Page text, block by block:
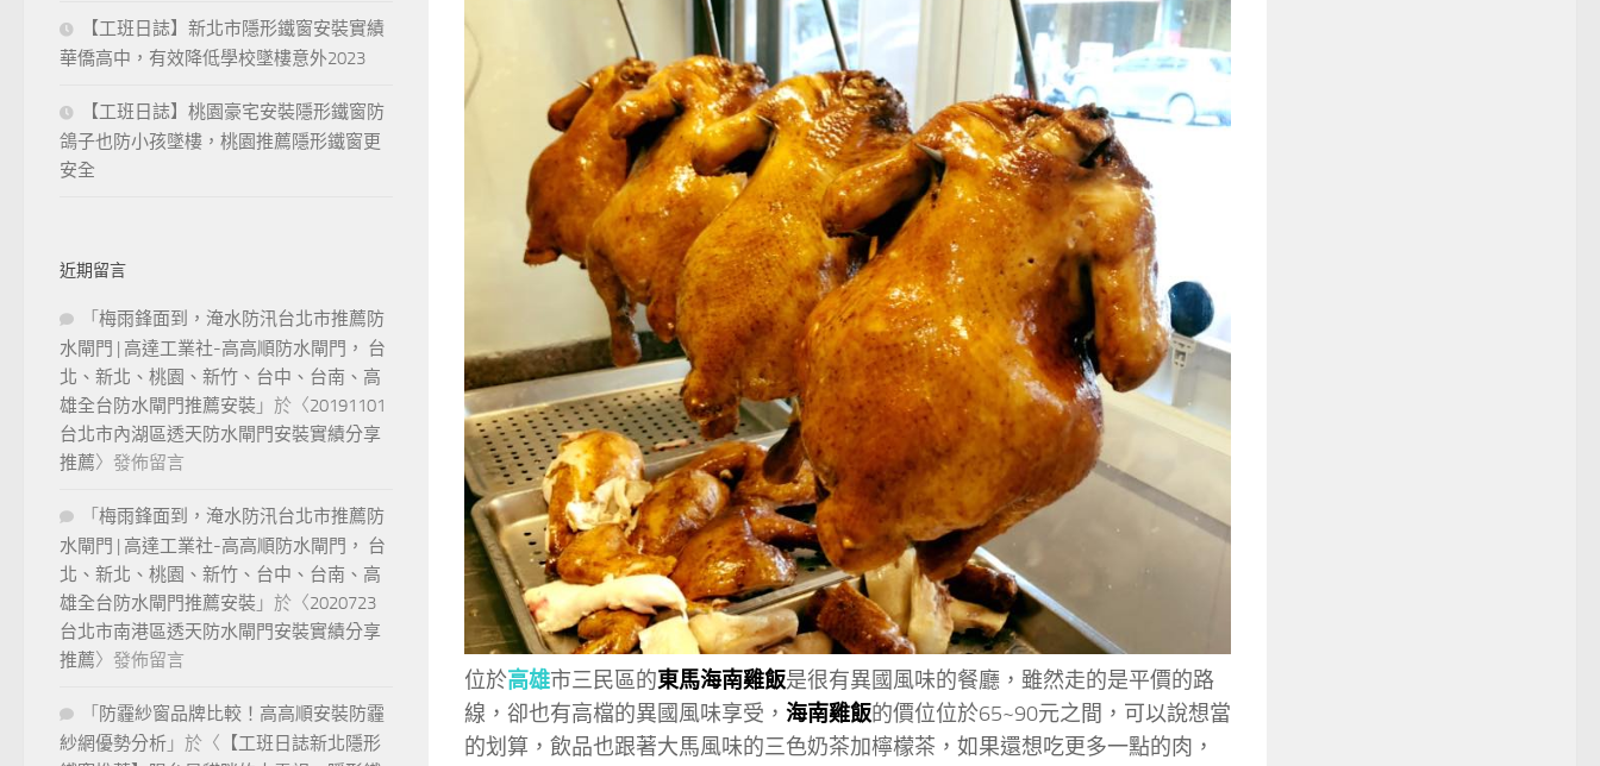
位於高雄市三民區的東馬海南雞飯是很有異國風味的餐廳，雖然走的是平價的路
線，卻也有高檔的異國風味享受， 海南雞飯的價位位於65~90元之間，可以說想當
的划算，飲品也跟著大馬風味的三色奶茶加檸檬茶，如果還想吃更多一點的肉，
【工班日誌】新北市隱形鐵窗安裝實績
華僑高中，有效降低學校墜樓意外2023
【工班日誌】桃園豪宅安裝隱形鐵窗防
鴿子也防小孩墜樓，桃園推薦隱形鐵窗更
安全
近期留言
「 梅雨鋒面到，淹水防汛台北市推薦防
水閘門 | 高達工業社-高高順防水閘門， 台
北、新北、桃園、新竹、台中、台南、高
雄全台防水閘門推薦安裝 」於〈20191101
台北市內湖區透天防水閘門安裝實績分享
推薦〉發佈留言
「 梅雨鋒面到，淹水防汛台北市推薦防
水閘門 | 高達工業社-高高順防水閘門， 台
北、新北、桃園、新竹、台中、台南、高
雄全台防水閘門推薦安裝 」於〈2020723
台北市南港區透天防水閘門安裝實績分享
推薦〉發佈留言
「 防霾紗窗品牌比較！高高順安裝防霾
紗網優勢分析 」於〈 【工班日誌新北隱形